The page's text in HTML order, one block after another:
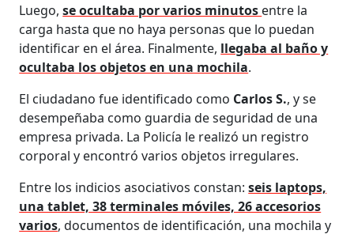
Luego,se ocultaba por varios minutos entre la
carga hasta que no haya personas que lo puedan
identificar en el área. Finalmente, llegaba al baño y
ocultaba los objetos en una mochila.
El ciudadano fue identificado como Carlos S., y se
desempeñaba como guardia de seguridad de una
empresa privada. La Policía le realizó un registro
corporal y encontró varios objetos irregulares.
Entre los indicios asociativos constan:seis laptops,
una tablet, 38 terminales móviles, 26 accesorios
varios, documentos de identificación, una mochila y